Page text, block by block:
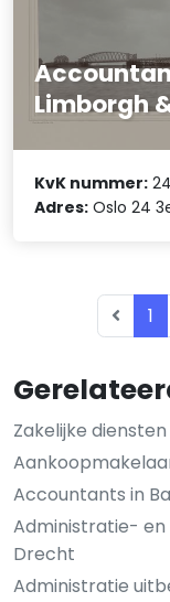
Zakelijke
Accountants in
Administratie-
Drecht
Administratie
Limborgh
KvK nummer:
Adres: Oslo 24
1